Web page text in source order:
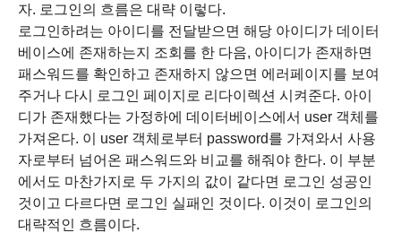
자. 로그인의 흐름은 대략 이렇다.
로그인하려는 아이디를 전달받으면 해당 아이디가 데이터
베이스에 존재하는지 조회를 한 다음, 아이디가 존재하면
패스워드를 확인하고 존재하지 않으면 에러페이지를 보여
주거나 다시 로그인 페이지로 리다이렉션 시켜준다. 아이
디가 존재했다는 가정하에 데이터베이스에서 user 객체를
가져온다. 이 user 객체로부터 password를 가져와서 사용
자로부터 넘어온 패스워드와 비교를 해줘야 한다. 이 부분
에서도 마찬가지로 두 가지의 값이 같다면 로그인 성공인
것이고 다르다면 로그인 실패인 것이다. 이것이 로그인의
대략적인 흐름이다.